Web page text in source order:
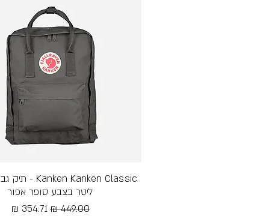
תצוגה מהירה
ליטר בצבע סופר אפור
מחיר רגיל‏449.00 ‏₪ מחיר מבצע‏354.71 ‏₪